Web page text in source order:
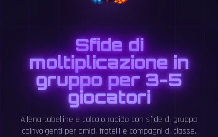
Sfide di
moltiplicazione in
gruppo per 3-5
giocatori
Allena tabelline e calcolo rapido con sfide di gruppo
coinvolgenti per amici, fratelli e compagni di classe.